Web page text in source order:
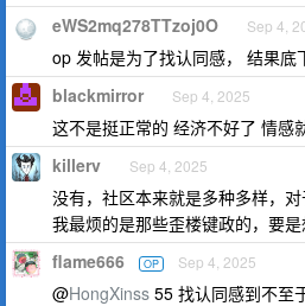
eWS2mq278TTzoj0O Sep 4,
op 发帖是为了找认同感， 结果底
blackmirror Sep 4, 2025
这不是挺正常的 经济不好了 情感
killerv Sep 4, 2025
没有，社区本来就是多种多样，对
我最烦的是那些歪楼键政的，要是
flame666 OP Sep 4, 2025
@HongXinss 55 找认同感到不至